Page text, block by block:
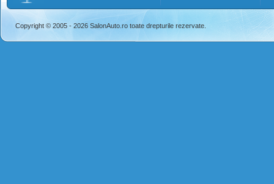
Copyright © 2005 - 2026 SalonAuto.ro toate drepturile rezervate.